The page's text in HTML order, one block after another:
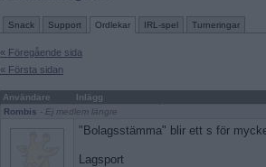
Snack Support Ordlekar IRL-spel Turneringar
« Föregående sida
« Första sidan
Användare
Inlägg
Rombis - Ej medlem längre
"Bolagsstämma" blir ett s för
Lagsport